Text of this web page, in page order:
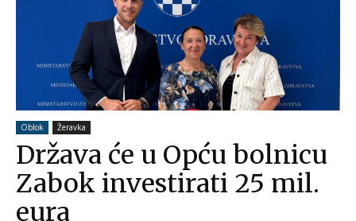
Oblok Žeravka
Država će u Opću bolnicu
Zabok investirati 25 mil.
eura